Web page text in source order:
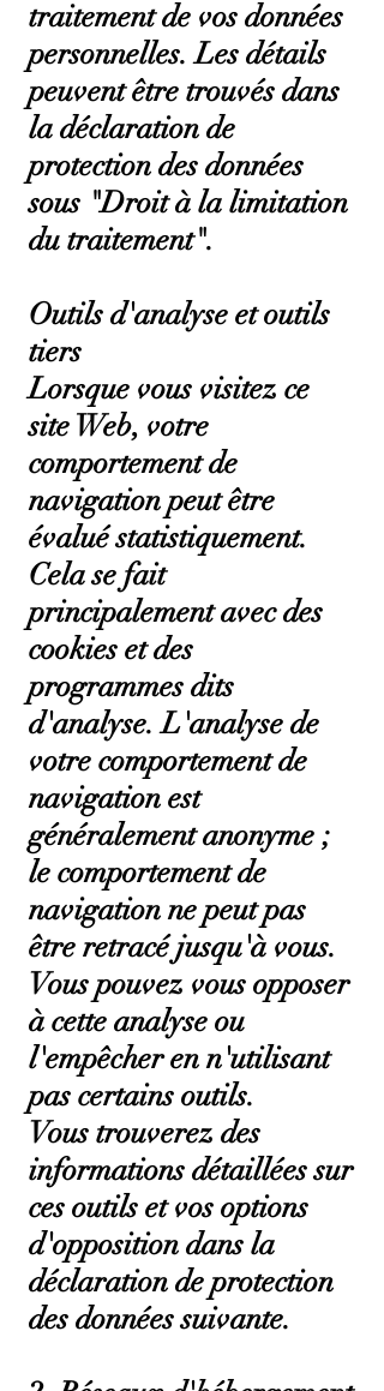
traitement de vos données
personnelles. Les détails
peuvent être trouvés dans
la déclaration de
protection des données
sous "Droit à la limitation
du traitement".
Outils d'analyse et outils
tiers
Lorsque vous visitez ce
site Web, votre
comportement de
navigation peut être
évalué statistiquement.
Cela se fait
principalement avec des
cookies et des
programmes dits
d'analyse. L'analyse de
votre comportement de
navigation est
généralement anonyme ;
le comportement de
navigation ne peut pas
être retracé jusqu'à vous.
Vous pouvez vous opposer
à cette analyse ou
l'empêcher en n'utilisant
pas certains outils.
Vous trouverez des
informations détaillées sur
ces outils et vos options
d'opposition dans la
déclaration de protection
des données suivante.